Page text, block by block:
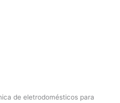
de eletrodomésticos para